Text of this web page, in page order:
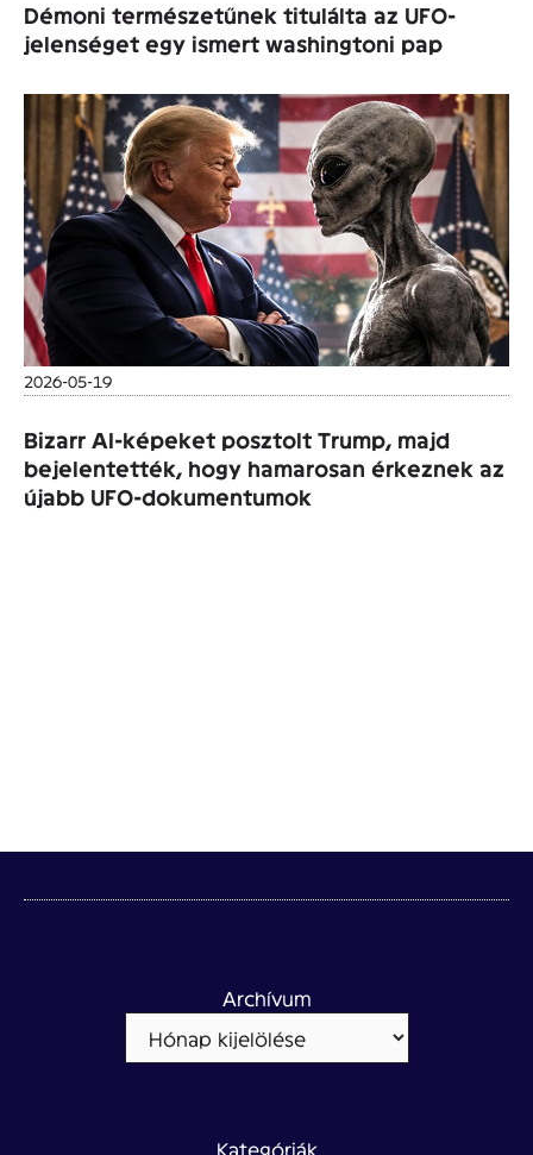
Démoni természetűnek titulálta az UFO-
jelenséget egy ismert washingtoni pap
2026-05-19
Bizarr AI-képeket posztolt Trump, majd
bejelentették, hogy hamarosan érkeznek az
újabb UFO-dokumentumok
Archívum
Kategóriák